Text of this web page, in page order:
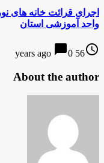
واحد آموزشی استان
access_time
56 years ago
chat_bubble0
About the author